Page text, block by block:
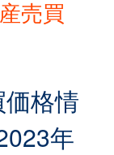
売買
格情
年